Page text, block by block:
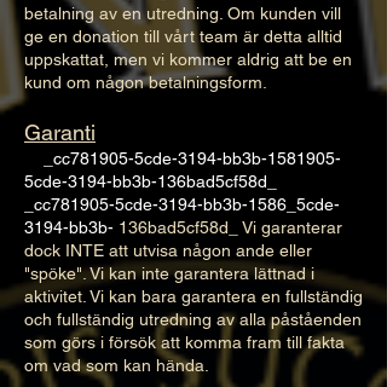
betalning av en utredning. Om kunden vill
ge en donation till vårt team är detta alltid
uppskattat, men vi kommer aldrig att be en
kund om någon betalningsform.
Garanti
_cc781905-5cde-3194-bb3b-1581905-
5cde-3194-bb3b-136bad5cf58d_
_cc781905-5cde-3194-bb3b-1586_5cde-
3194-bb3b- 136bad5cf58d_ Vi garanterar
dock INTE att utvisa någon ande eller
"spöke". Vi kan inte garantera lättnad i
aktivitet. Vi kan bara garantera en fullständig
och fullständig utredning av alla påståenden
som görs i försök att komma fram till fakta
om vad som kan hända.